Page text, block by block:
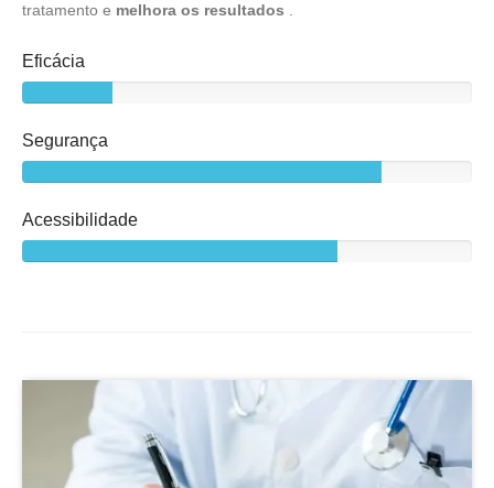
tratamento e melhora os resultados .
Eficácia
Segurança
Acessibilidade